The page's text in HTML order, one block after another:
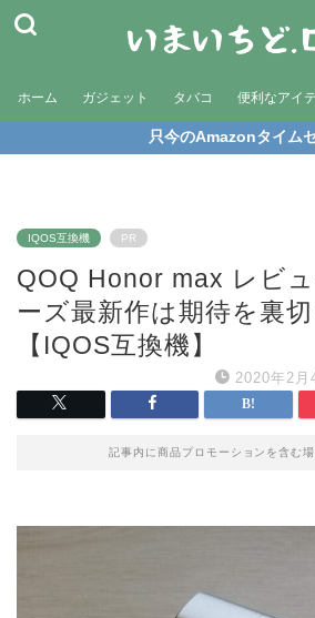
ホーム ガジェット タバコ 便利なアイ
只今のAmazonタイム
IQOS互換機 PR
QOQ Honor max レビ
ーズ最新作は期待を裏
【IQOS互換機】
2020年2月
記事内に商品プロモーションを含む